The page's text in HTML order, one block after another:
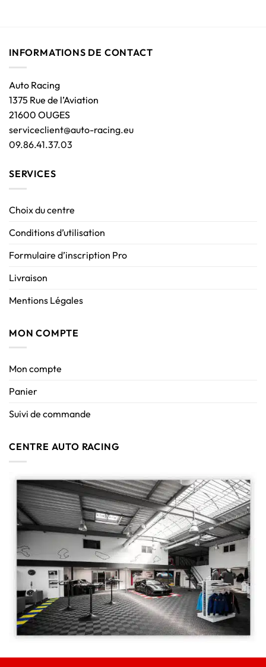
INFORMATIONS DE CONTACT
Auto Racing
1375 Rue de l’Aviation
21600 OUGES
serviceclient@auto-racing.eu
09.86.41.37.03
SERVICES
Choix du centre
Conditions d’utilisation
Formulaire d’inscription Pro
Livraison
Mentions Légales
MON COMPTE
Mon compte
Panier
Suivi de commande
CENTRE AUTO RACING